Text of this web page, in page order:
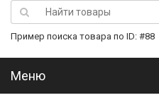
Пример поиска товара по ID: #88
Меню